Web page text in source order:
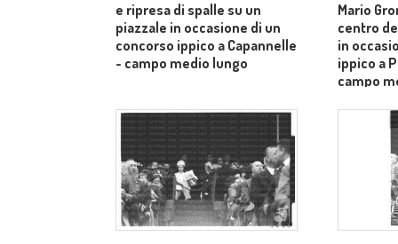
e ripresa di spalle su un
piazzale in occasione di un
concorso ippico a Capannelle
- campo medio lungo
Mario
centro
in
ippico a
campo